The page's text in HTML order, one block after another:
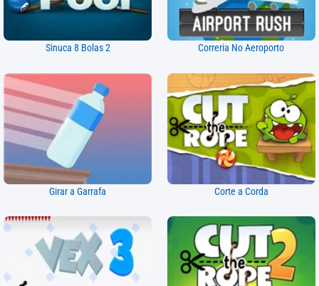
Sinuca 8 Bolas 2 Correria No Aeroporto
Girar a Garrafa Corte a Corda